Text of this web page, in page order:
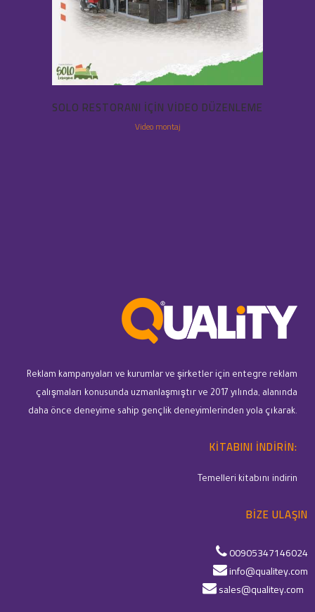
SOLO RESTORANI IÇIN VIDEO DÜZENLEME
Video montaj
Reklam kampanyaları ve kurumlar ve şirketler için entegre reklam
çalışmaları konusunda uzmanlaşmıştır ve 2017 yılında, alanında
daha önce deneyime sahip gençlik deneyimlerinden yola çıkarak.
KITABINI INDIRIN:
Temelleri kitabını indirin
BIZE ULAŞIN
00905347146024
info@qualitey.com
sales@qualitey.com